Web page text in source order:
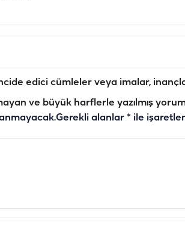
edici cümleler veya imalar,
ve büyük harflerle yazılmış
Gerekli alanlar * ile